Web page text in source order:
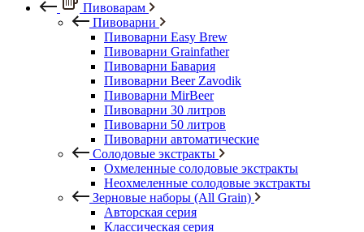
Пивоварам
Пивоварни
Пивоварни Easy Brew
Пивоварни Grainfather
Пивоварни Бавария
Пивоварни Beer Zavodik
Пивоварни MirBeer
Пивоварни 30 литров
Пивоварни 50 литров
Пивоварни автоматические
Солодовые экстракты
Охмеленные солодовые экстракты
Неохмеленные солодовые экстракты
Зерновые наборы (All Grain)
Авторская серия
Классическая серия